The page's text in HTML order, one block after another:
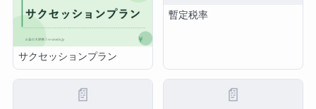
サクセッションプラン
暫定税率
📄 📄